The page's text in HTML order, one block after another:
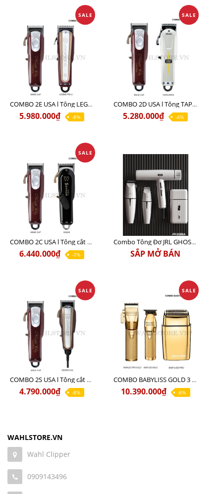
SALE
COMBO 2E USA l Tông LEGEND PRO LI + Tông MAGIC CLIP
5.980.000₫ -8%
SALE
COMBO 2D USA l Tông TAPER WHITE + Tông MAGIC CLIP
5.280.000₫ -4%
SALE
COMBO 2C USA l Tông cắt Senior + Tông cắt Magic clip
6.440.000₫ -7%
Combo Tông Đơ JRL GHOST 3 Limited Edition Chính Hãng USA
SẮP MỞ BÁN
SALE
COMBO 2S USA l Tông cắt LEGEND USA CÓ DÂY 220V + Tông pin MAGIC CLIP
4.790.000₫ -8%
SALE
COMBO BABYLISS GOLD 3 cao cấp chính hãng
10.390.000₫ -8%
WAHLSTORE.VN
Wahl Clipper
0909143496